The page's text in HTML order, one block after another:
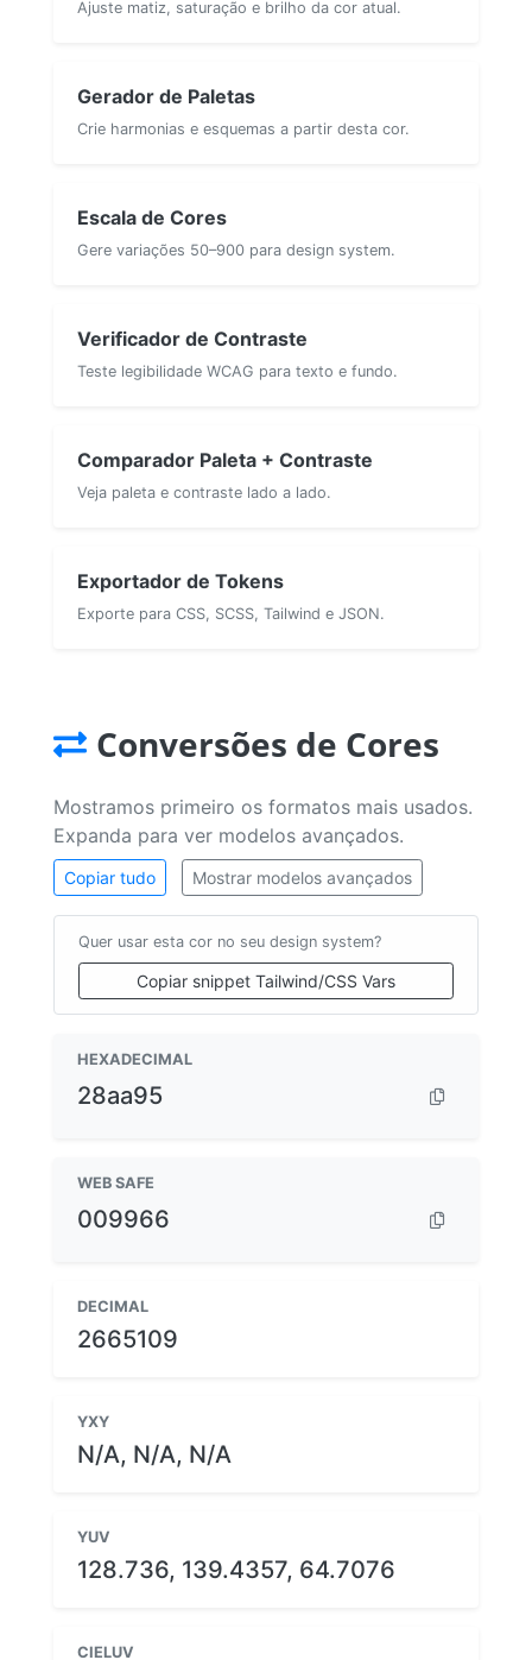
Ajuste matiz, saturação e brilho da cor atual.
Gerador de Paletas
Crie harmonias e esquemas a partir desta cor.
Escala de Cores
Gere variações 50–900 para design system.
Verificador de Contraste
Teste legibilidade WCAG para texto e fundo.
Comparador Paleta + Contraste
Veja paleta e contraste lado a lado.
Exportador de Tokens
Exporte para CSS, SCSS, Tailwind e JSON.
Conversões de Cores
Mostramos primeiro os formatos mais usados.
Expanda para ver modelos avançados.
Copiar tudo Mostrar modelos avançados
Quer usar esta cor no seu design system?
Copiar snippet Tailwind/CSS Vars
HEXADECIMAL
28aa95
WEB SAFE
009966
DECIMAL
2665109
YXY
N/A, N/A, N/A
YUV
128.736, 139.4357, 64.7076
CIELUV